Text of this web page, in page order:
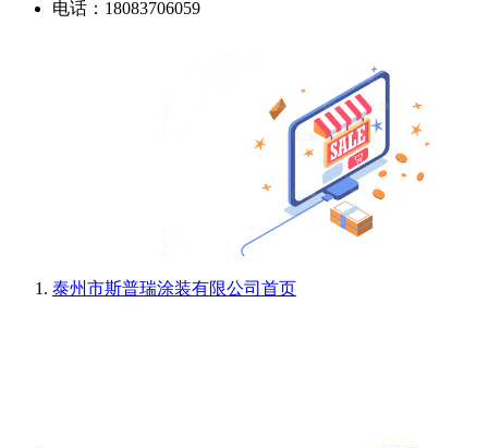
电话：18083706059
泰州市斯普瑞涂装有限公司 首页